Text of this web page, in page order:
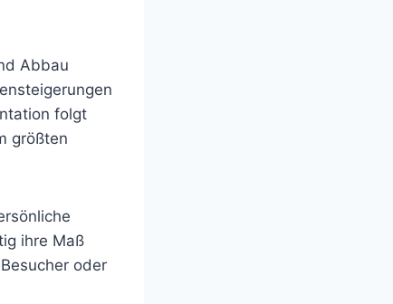
Abbau
folgt
größten
ihre Maß
oder